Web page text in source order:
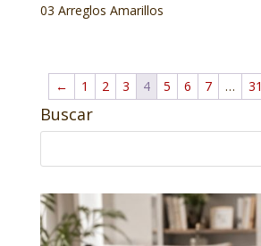
03 Arreglos Amarillos
← 1 2 3 4 5 6 7 … 31
Buscar